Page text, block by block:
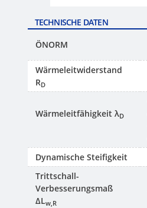
TECHNISCHE DATEN
ÖNORM
Wärmeleitwiderstand
RD
Wärmeleitfähigkeit λD
Dynamische Steifigkeit
Trittschall-
Verbesserungsmaß
ΔLw,R